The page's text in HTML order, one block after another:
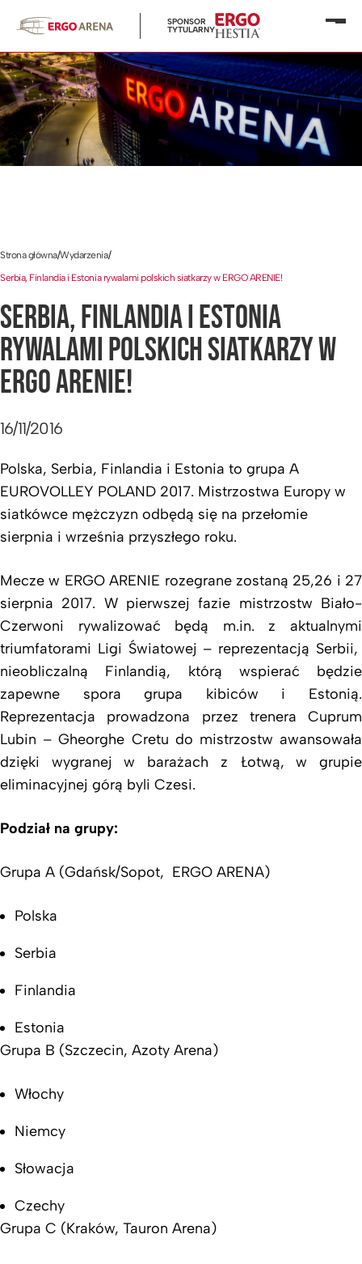
SPONSOR
TYTULARNY
Strona główna/Wydarzenia/
Serbia, Finlandia i Estonia rywalami polskich siatkarzy w ERGO ARENIE!
SERBIA, FINLANDIA I ESTONIA
RYWALAMI POLSKICH SIATKARZY W
ERGO ARENIE!
16/11/2016
Polska, Serbia, Finlandia i Estonia to grupa A
EUROVOLLEY POLAND 2017. Mistrzostwa Europy w
siatkówce mężczyzn odbędą się na przełomie
sierpnia i września przyszłego roku.
Mecze w ERGO ARENIE rozegrane zostaną 25,26 i 27
sierpnia 2017. W pierwszej fazie mistrzostw Biało-
Czerwoni rywalizować będą m.in. z aktualnymi
triumfatorami Ligi Światowej – reprezentacją Serbii,
nieobliczalną Finlandią, którą wspierać będzie
zapewne spora grupa kibiców i Estonią.
Reprezentacja prowadzona przez trenera Cuprum
Lubin – Gheorghe Cretu do mistrzostw awansowała
dzięki wygranej w barażach z Łotwą, w grupie
eliminacyjnej górą byli Czesi.
Podział na grupy:
Grupa A (Gdańsk/Sopot, ERGO ARENA)
Polska
Serbia
Finlandia
Estonia
Grupa B (Szczecin, Azoty Arena)
Włochy
Niemcy
Słowacja
Czechy
Grupa C (Kraków, Tauron Arena)